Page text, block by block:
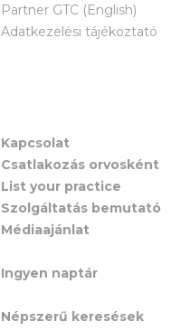
Partner GTC (English)
Adatkezelési tájékoztató
Kapcsolat
Csatlakozás orvosként
List your practice
Szolgáltatás bemutató
Médiaajánlat
Ingyen naptár
Népszerű keresések